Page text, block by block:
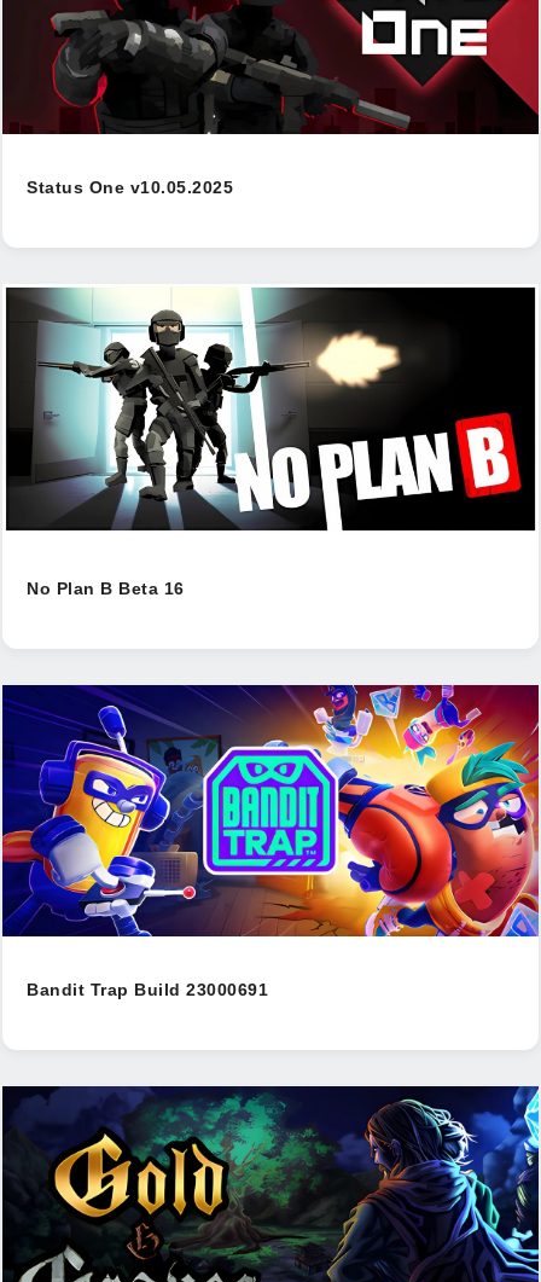
Status One v10.05.2025
No Plan B Beta 16
Bandit Trap Build 23000691